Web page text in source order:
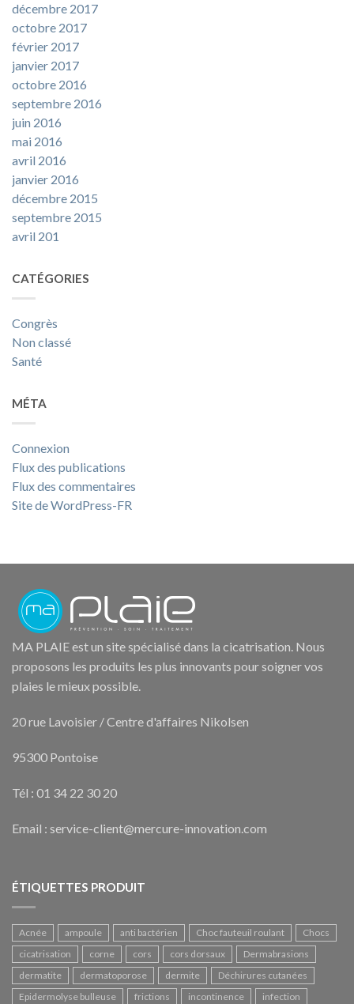
décembre 2017
octobre 2017
février 2017
janvier 2017
octobre 2016
septembre 2016
juin 2016
mai 2016
avril 2016
janvier 2016
décembre 2015
septembre 2015
avril 201
CATÉGORIES
Congrès
Non classé
Santé
MÉTA
Connexion
Flux des publications
Flux des commentaires
Site de WordPress-FR
MA PLAIE est un site spécialisé dans la cicatrisation. Nous
proposons les produits les plus innovants pour soigner vos
plaies le mieux possible.
20 rue Lavoisier / Centre d'affaires Nikolsen
95300 Pontoise
Tél : 01 34 22 30 20
Email : service-client@mercure-innovation.com
ÉTIQUETTES PRODUIT
Acnée ampoule anti bactérien Choc fauteuil roulant
Chocs
cicatrisation
corne cors cors dorsaux
Dermabrasions
dermatite
dermatoporose dermite
Déchirures cutanées
Epidermolyse bulleuse
frictions incontinence
infection